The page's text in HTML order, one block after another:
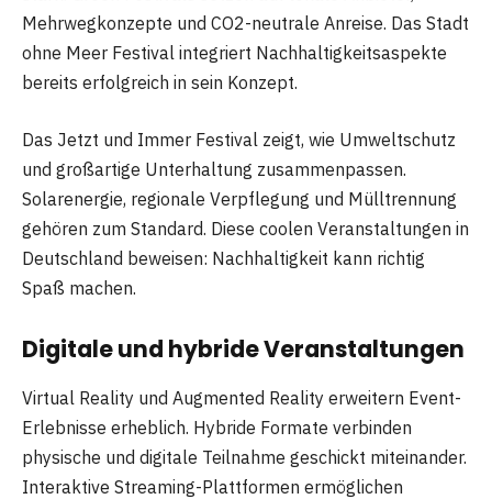
Mehrwegkonzepte und CO2-neutrale Anreise. Das Stadt
ohne Meer Festival integriert Nachhaltigkeitsaspekte
bereits erfolgreich in sein Konzept.
Das Jetzt und Immer Festival zeigt, wie Umweltschutz
und großartige Unterhaltung zusammenpassen.
Solarenergie, regionale Verpflegung und Mülltrennung
gehören zum Standard. Diese coolen Veranstaltungen in
Deutschland beweisen: Nachhaltigkeit kann richtig
Spaß machen.
Digitale und hybride Veranstaltungen
Virtual Reality und Augmented Reality erweitern Event-
Erlebnisse erheblich. Hybride Formate verbinden
physische und digitale Teilnahme geschickt miteinander.
Interaktive Streaming-Plattformen ermöglichen